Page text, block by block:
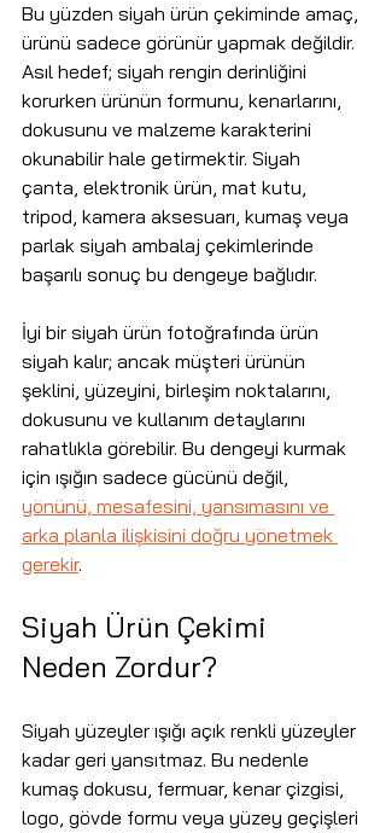
Bu yüzden siyah ürün çekiminde amaç,
ürünü sadece görünür yapmak değildir.
Asıl hedef; siyah rengin derinliğini
korurken ürünün formunu, kenarlarını,
dokusunu ve malzeme karakterini
okunabilir hale getirmektir. Siyah
çanta, elektronik ürün, mat kutu,
tripod, kamera aksesuarı, kumaş veya
parlak siyah ambalaj çekimlerinde
başarılı sonuç bu dengeye bağlıdır.
İyi bir siyah ürün fotoğrafında ürün
siyah kalır; ancak müşteri ürünün
şeklini, yüzeyini, birleşim noktalarını,
dokusunu ve kullanım detaylarını
rahatlıkla görebilir. Bu dengeyi kurmak
için ışığın sadece gücünü değil,
yönünü, mesafesini, yansımasını ve
arka planla ilişkisini doğru yönetmek
gerekir.
Siyah Ürün Çekimi
Neden Zordur?
Siyah yüzeyler ışığı açık renkli yüzeyler
kadar geri yansıtmaz. Bu nedenle
kumaş dokusu, fermuar, kenar çizgisi,
logo, gövde formu veya yüzey geçişleri